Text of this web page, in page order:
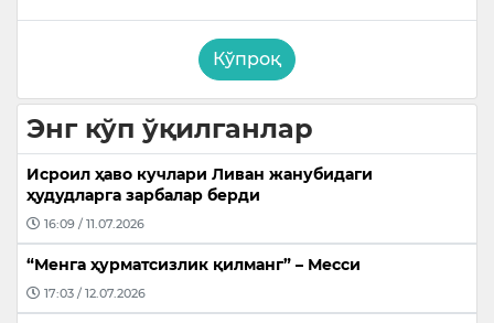
Кўпроқ
Энг кўп ўқилганлар
Исроил ҳаво кучлари Ливан жанубидаги
ҳудудларга зарбалар берди
16:09 / 11.07.2026
“Менга ҳурматсизлик қилманг” – Месси
17:03 / 12.07.2026